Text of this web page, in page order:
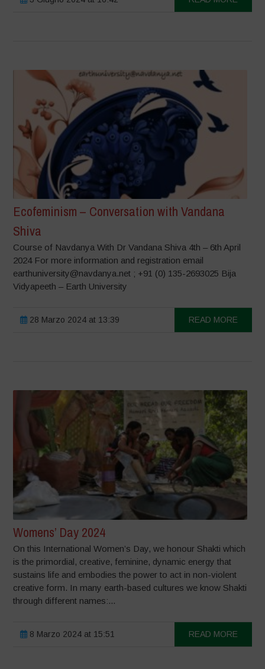
Ecofeminism – Conversation with Vandana
Shiva
Course of Navdanya With Dr Vandana Shiva 4th – 6th April
2024 For more information and registration email
earthuniversity@navdanya.net ; +91 (0) 135-2693025 Bija
Vidyapeeth – Earth University
28 Marzo 2024 at 13:39 READ MORE
Womens’ Day 2024
On this International Women’s Day, we honour Shakti which
is the primordial, creative, feminine, dynamic energy that
sustains life and embodies the power to act in non-violent
creative form. In many earth-based cultures we know Shakti
through different names:...
8 Marzo 2024 at 15:51 READ MORE